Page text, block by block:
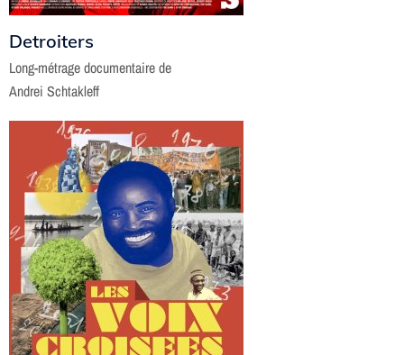
Detroiters
Long-métrage documentaire de
Andrei Schtakleff